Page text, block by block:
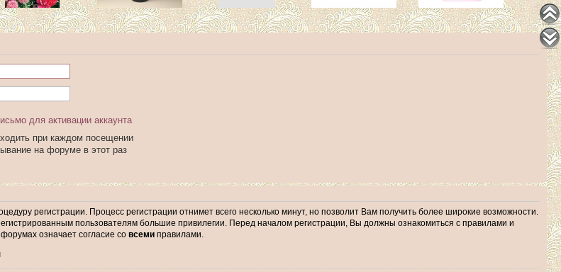
для активации аккаунта
при каждом посещении
на форуме в этот раз
регистрации. Процесс регистрации отнимет всего несколько минут, но позволит Вам получить более широкие возможности.
пользователям большие привилегии. Перед началом регистрации, Вы должны ознакомиться с правилами и
означает согласие со всеми правилами.